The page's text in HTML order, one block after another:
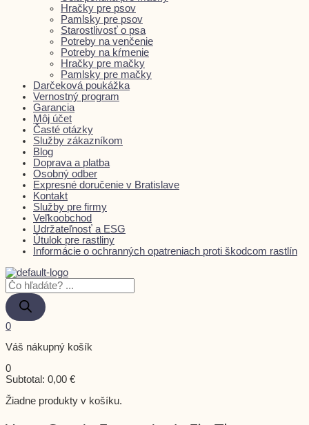
Hračky pre psov
Pamlsky pre psov
Starostlivosť o psa
Potreby na venčenie
Potreby na kŕmenie
Hračky pre mačky
Pamlsky pre mačky
Darčeková poukážka
Vernostný program
Garancia
Môj účet
Časté otázky
Služby zákazníkom
Blog
Doprava a platba
Osobný odber
Expresné doručenie v Bratislave
Kontakt
Služby pre firmy
Veľkoobchod
Udržateľnosť a ESG
Útulok pre rastliny
Informácie o ochranných opatreniach proti škodcom rastlín
0
Váš nákupný košík
0
Subtotal: 0,00 €
Žiadne produkty v košíku.